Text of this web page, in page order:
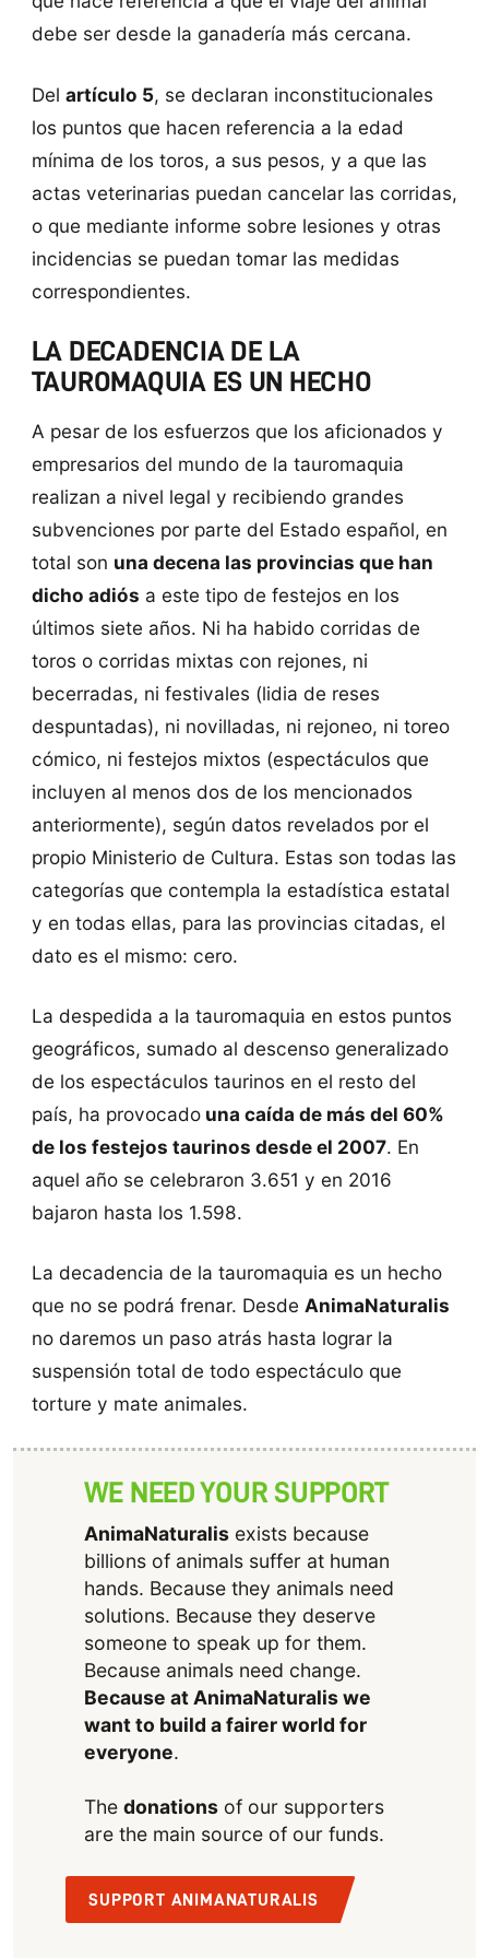
debe ser desde la ganadería más cercana.
Del artículo 5, se declaran inconstitucionales
los puntos que hacen referencia a la edad
mínima de los toros, a sus pesos, y a que las
actas veterinarias puedan cancelar las corridas,
o que mediante informe sobre lesiones y otras
incidencias se puedan tomar las medidas
correspondientes.
LA DECADENCIA DE LA
TAUROMAQUIA ES UN HECHO
A pesar de los esfuerzos que los aficionados y
empresarios del mundo de la tauromaquia
realizan a nivel legal y recibiendo grandes
subvenciones por parte del Estado español, en
total son una decena las provincias que han
dicho adiós a este tipo de festejos en los
últimos siete años. Ni ha habido corridas de
toros o corridas mixtas con rejones, ni
becerradas, ni festivales (lidia de reses
despuntadas), ni novilladas, ni rejoneo, ni toreo
cómico, ni festejos mixtos (espectáculos que
incluyen al menos dos de los mencionados
anteriormente), según datos revelados por el
propio Ministerio de Cultura. Estas son todas las
categorías que contempla la estadística estatal
y en todas ellas, para las provincias citadas, el
dato es el mismo: cero.
La despedida a la tauromaquia en estos puntos
geográficos, sumado al descenso generalizado
de los espectáculos taurinos en el resto del
país, ha provocadouna caída de más del 60%
de los festejos taurinos desde el 2007. En
aquel año se celebraron 3.651 y en 2016
bajaron hasta los 1.598.
La decadencia de la tauromaquia es un hecho
que no se podrá frenar. Desde AnimaNaturalis
no daremos un paso atrás hasta lograr la
suspensión total de todo espectáculo que
torture y mate animales.
WE NEED YOUR SUPPORT
AnimaNaturalisexists because
billions of animals suffer at human
hands. Because they animals need
solutions. Because they deserve
someone to speak up for them.
Because animals need change.
Because at AnimaNaturalis we
want to build a fairer world for
everyone.
The donationsof our supporters
are the main source of our funds.
SUPPORT ANIMANATURALIS